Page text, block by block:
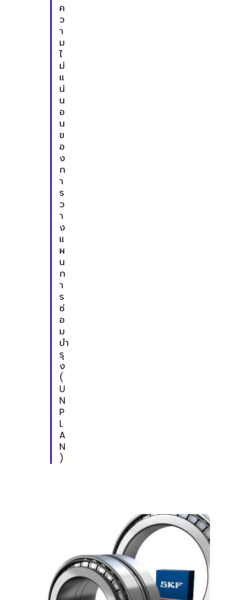
ค
ว
า
ม
ไ
ม่
แ
น่
น
อ
น
ข
อ
ง
ก
า
ร
ว
า
ง
แ
ผ
น
ก
า
ร
ซ่
อ
ม
บำ
รุ
ง
(
U
N
P
L
A
N
)